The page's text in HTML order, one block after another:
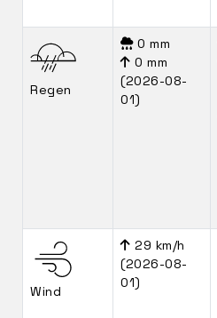
Regen
0 mm
0 mm
(2026-08-
01)
Wind
29 km/h
(2026-08-
01)